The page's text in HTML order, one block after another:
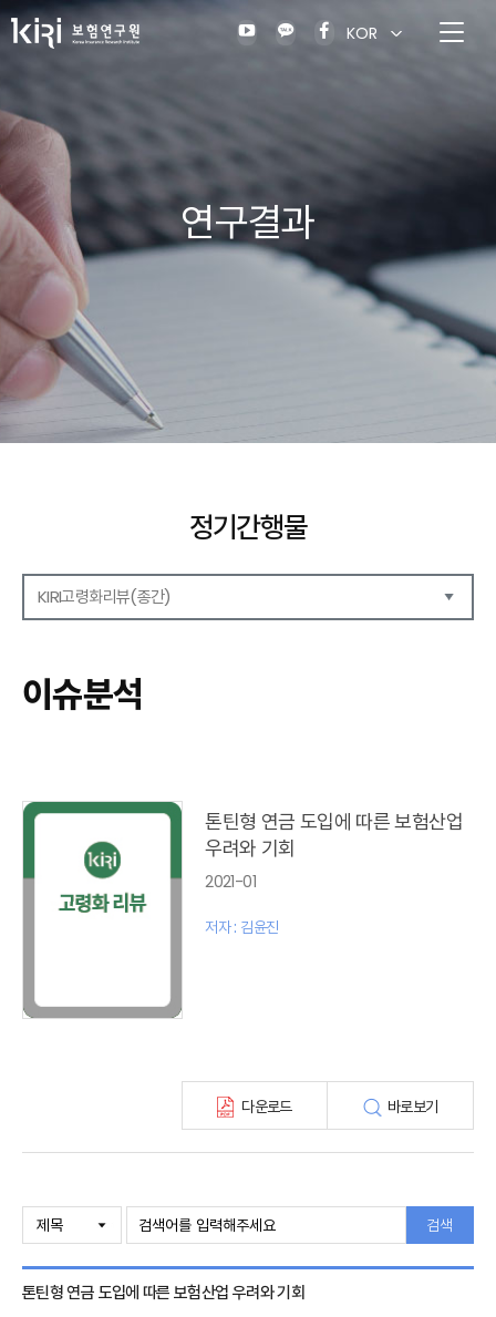
KOR
연구결과
정기간행물
KIRI고령화리뷰(종간)
보험금융연구
KIRI 리포트
이슈 분석(종간)
해외 학술연구 분석(종간)
국내외동향(종간)
특별기고(종간)
고령화리뷰 모음집(종간)
최신보험정보
해외보험금융동향(종간)
이슈분석
톤틴형 연금 도입에 따른 보험산업
우려와 기회
2021-01
저자 : 김윤진
다운로드 바로보기
검색
톤틴형 연금 도입에 따른 보험산업 우려와 기회